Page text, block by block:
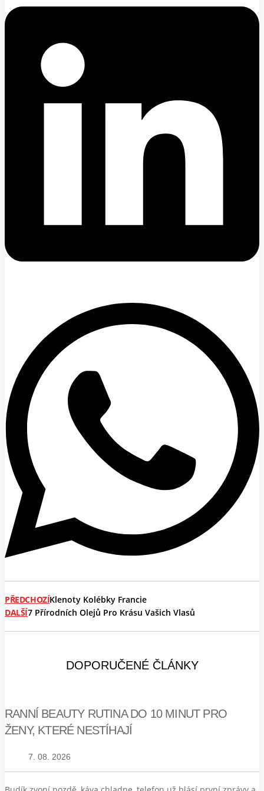
PŘEDCHOZÍKlenoty Kolébky Francie
DALŠÍ7 Přírodních Olejů Pro Krásu Vašich Vlasů
DOPORUČENÉ ČLÁNKY
RANNÍ BEAUTY RUTINA DO 10 MINUT PRO
ŽENY, KTERÉ NESTÍHAJÍ
7. 08. 2026